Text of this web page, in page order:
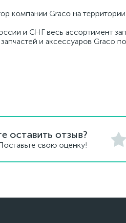
компании Graco на
и СНГ весь ассортимент
и аксессуаров Graco
оставить отзыв?
свою оценку!